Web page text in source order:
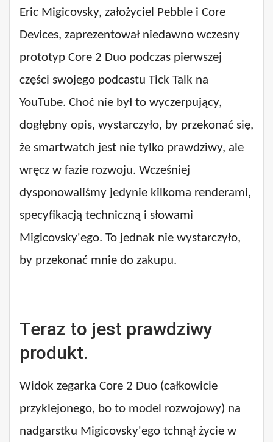
Eric Migicovsky, założyciel Pebble i Core
Devices, zaprezentował niedawno wczesny
prototyp Core 2 Duo podczas pierwszej
części swojego podcastu Tick Talk na
YouTube. Choć nie był to wyczerpujący,
dogłębny opis, wystarczyło, by przekonać się,
że smartwatch jest nie tylko prawdziwy, ale
wręcz w fazie rozwoju. Wcześniej
dysponowaliśmy jedynie kilkoma renderami,
specyfikacją techniczną i słowami
Migicovsky'ego. To jednak nie wystarczyło,
by przekonać mnie do zakupu.
Teraz to jest prawdziwy
produkt.
Widok zegarka Core 2 Duo (całkowicie
przyklejonego, bo to model rozwojowy) na
nadgarstku Migicovsky'ego tchnął życie w